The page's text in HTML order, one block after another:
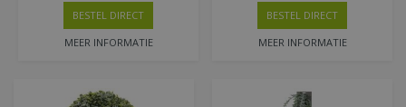
MEER INFORMATIE
BESTEL DIRECT
MEER INFORMATIE
BESTEL DIRECT